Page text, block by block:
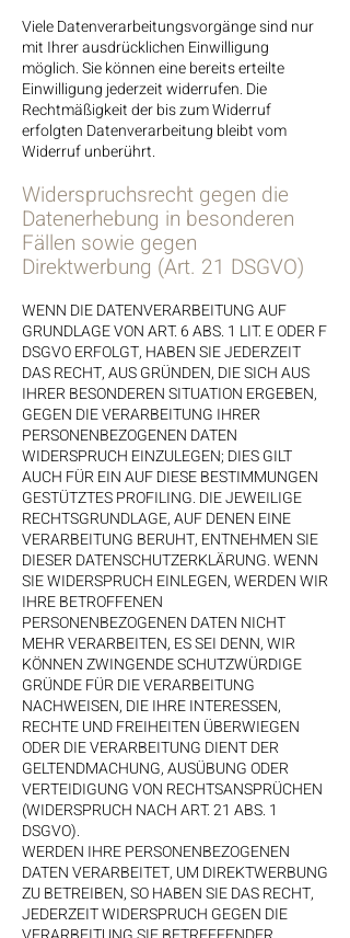
Viele Datenverarbeitungsvorgänge sind nur
mit Ihrer ausdrücklichen Einwilligung
möglich. Sie können eine bereits erteilte
Einwilligung jederzeit widerrufen. Die
Rechtmäßigkeit der bis zum Widerruf
erfolgten Datenverarbeitung bleibt vom
Widerruf unberührt.
Widerspruchsrecht gegen die
Datenerhebung in besonderen
Fällen sowie gegen
Direktwerbung (Art. 21 DSGVO)
WENN DIE DATENVERARBEITUNG AUF
GRUNDLAGE VON ART. 6 ABS. 1 LIT. E ODER F
DSGVO ERFOLGT, HABEN SIE JEDERZEIT
DAS RECHT, AUS GRÜNDEN, DIE SICH AUS
IHRER BESONDEREN SITUATION ERGEBEN,
GEGEN DIE VERARBEITUNG IHRER
PERSONENBEZOGENEN DATEN
WIDERSPRUCH EINZULEGEN; DIES GILT
AUCH FÜR EIN AUF DIESE BESTIMMUNGEN
GESTÜTZTES PROFILING. DIE JEWEILIGE
RECHTSGRUNDLAGE, AUF DENEN EINE
VERARBEITUNG BERUHT, ENTNEHMEN SIE
DIESER DATENSCHUTZERKLÄRUNG. WENN
SIE WIDERSPRUCH EINLEGEN, WERDEN WIR
IHRE BETROFFENEN
PERSONENBEZOGENEN DATEN NICHT
MEHR VERARBEITEN, ES SEI DENN, WIR
KÖNNEN ZWINGENDE SCHUTZWÜRDIGE
GRÜNDE FÜR DIE VERARBEITUNG
NACHWEISEN, DIE IHRE INTERESSEN,
RECHTE UND FREIHEITEN ÜBERWIEGEN
ODER DIE VERARBEITUNG DIENT DER
GELTENDMACHUNG, AUSÜBUNG ODER
VERTEIDIGUNG VON RECHTSANSPRÜCHEN
(WIDERSPRUCH NACH ART. 21 ABS. 1
DSGVO).
WERDEN IHRE PERSONENBEZOGENEN
DATEN VERARBEITET, UM DIREKTWERBUNG
ZU BETREIBEN, SO HABEN SIE DAS RECHT,
JEDERZEIT WIDERSPRUCH GEGEN DIE